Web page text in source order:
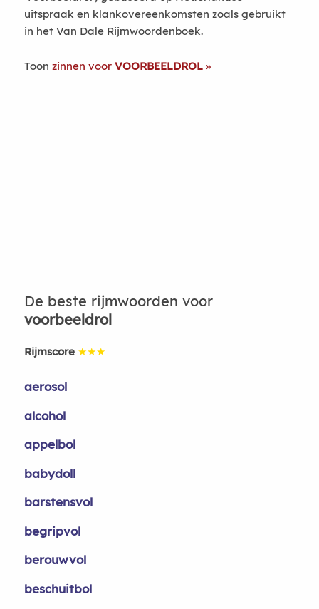
uitspraak en klankovereenkomsten zoals gebruikt
in het Van Dale Rijmwoordenboek.
Toon zinnen voor VOORBEELDROL
De beste rijmwoorden voor
voorbeeldrol
Rijmscore ★★★
aerosol
alcohol
appelbol
babydoll
barstensvol
begripvol
berouwvol
beschuitbol